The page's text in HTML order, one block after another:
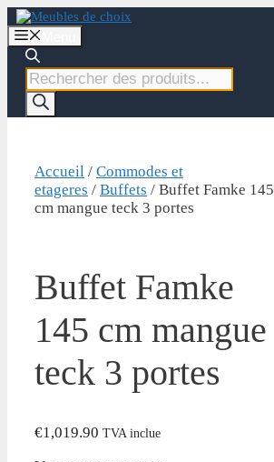
Aller
au
contenu
Recherche
de
produits
Accueil / Commodes et
etageres / Buffets / Buffet Famke 145
cm mangue teck 3 portes
Buffet Famke
145 cm mangue
teck 3 portes
€1,019.90 TVA inclue